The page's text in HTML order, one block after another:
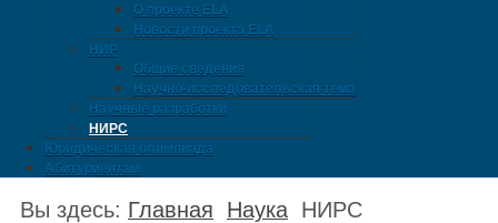
О проекте ELA
Новости проекта ELA
НИР
Общие сведения
Научно-исследовательская тема
Научные разработки
НИРС
Юридическая олимпиада
Абитуриентам
Вы здесь: Главная Наука НИРС